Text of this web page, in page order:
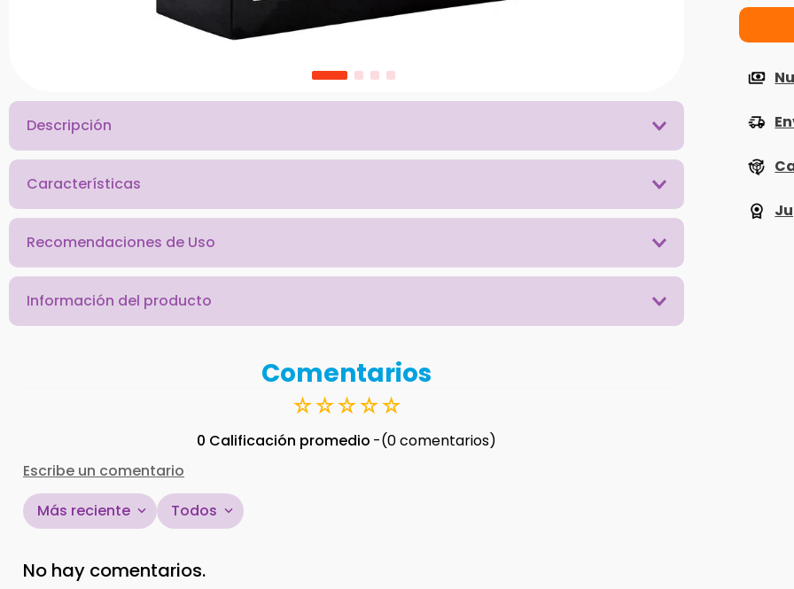
Descripción
Características
Recomendaciones de Uso
Información del producto
Comentarios
☆☆☆☆☆
0 Calificación promedio
(0 comentarios)
Escribe un comentario
Título
Más reciente Todos
No hay comentarios.